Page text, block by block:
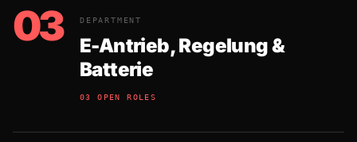
03 DEPARTMENT
E-Antrieb, Regelung &
Batterie
03 OPEN ROLES